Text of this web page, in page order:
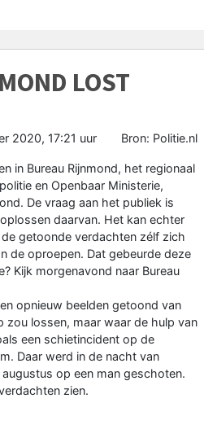
LOST
2020, 17:21 uur Bron: Politie.nl
in Bureau Rijnmond, het regionaal
en Openbaar Ministerie,
De vraag aan het publiek is
daarvan. Het kan echter
getoonde verdachten zélf zich
de oproepen. Dat gebeurde deze
Kijk morgenavond naar Bureau
opnieuw beelden getoond van
zou lossen, maar waar de hulp van
een schietincident op de
Daar werd in de nacht van
op een man geschoten.
zien.